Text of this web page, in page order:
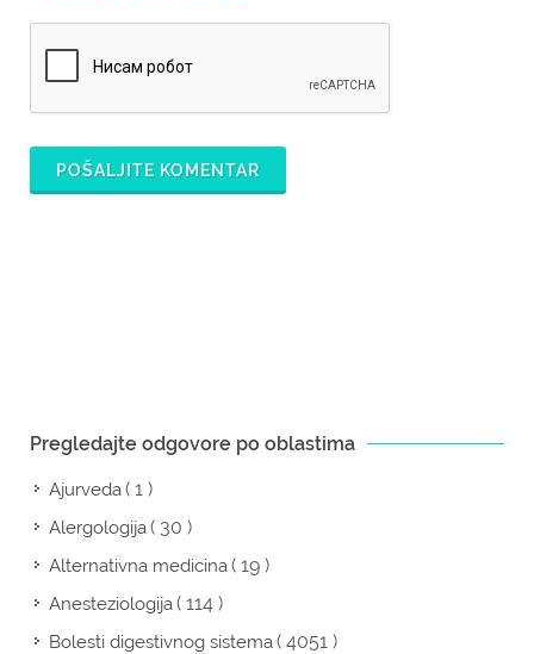
POŠALJITE KOMENTAR
Pregledajte odgovore po oblastima
Ajurveda( 1 )
Alergologija( 30 )
Alternativna medicina( 19 )
Anesteziologija( 114 )
Bolesti digestivnog sistema( 4051 )